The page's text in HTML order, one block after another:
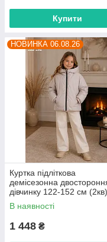
Купити
НОВИНКА 06.08.26
Куртка підліткова
демісезонна
дівчинку 122-152 см (2кв)
"AMD" недорого від
постачальника
В наявності
1 448 ₴